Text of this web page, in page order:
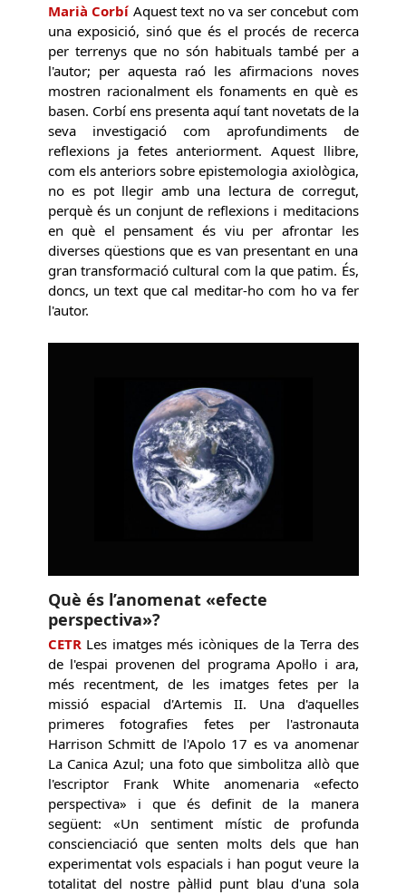
Marià Corbí Aquest text no va ser concebut com
una exposició, sinó que és el procés de recerca
per terrenys que no són habituals també per a
l'autor; per aquesta raó les afirmacions noves
mostren racionalment els fonaments en què es
basen. Corbí ens presenta aquí tant novetats de la
seva investigació com aprofundiments de
reflexions ja fetes anteriorment. Aquest llibre,
com els anteriors sobre epistemologia axiològica,
no es pot llegir amb una lectura de corregut,
perquè és un conjunt de reflexions i meditacions
en què el pensament és viu per afrontar les
diverses qüestions que es van presentant en una
gran transformació cultural com la que patim. És,
doncs, un text que cal meditar-ho com ho va fer
l'autor.
Què és l’anomenat «efecte
perspectiva»?
CETRLes imatges més icòniques de la Terra des
de l'espai provenen del programa Apol·lo i ara,
més recentment, de les imatges fetes per la
missió espacial d'Artemis II. Una d'aquelles
primeres fotografies fetes per l'astronauta
Harrison Schmitt de l'Apolo 17 es va anomenar
La Canica Azul; una foto que simbolitza allò que
l'escriptor Frank White anomenaria «efecto
perspectiva» i que és definit de la manera
següent: «Un sentiment místic de profunda
conscienciació que senten molts dels que han
experimentat vols espacials i han pogut veure la
totalitat del nostre pàl·lid punt blau d'una sola